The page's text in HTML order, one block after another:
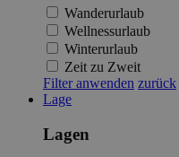
Wanderurlaub
Wellnessurlaub
Winterurlaub
Zeit zu Zweit
Filter anwenden zurück
Lage
Lagen